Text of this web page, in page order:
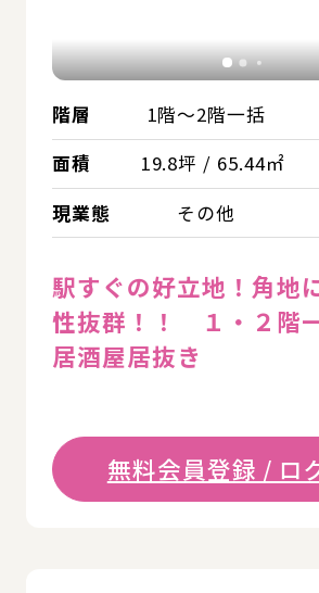
階層
1階～2階一括
面積
19.8坪 / 65.44㎡
現業態
その他
駅すぐの好立地！角地
性抜群！！ １・２階
居酒屋居抜き
無料会員登録 / ロ